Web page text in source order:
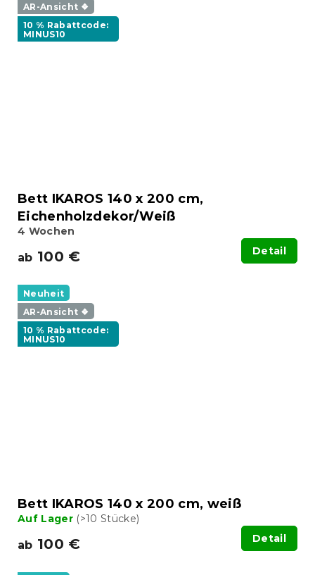
AR-Ansicht ❖
10 % Rabattcode:
MINUS10
Bett IKAROS 140 x 200 cm,
Eichenholzdekor/Weiß
4 Wochen
ab 100 € Detail
Neuheit
AR-Ansicht ❖
10 % Rabattcode:
MINUS10
Bett IKAROS 140 x 200 cm, weiß
Auf Lager (>10 Stücke)
ab 100 € Detail